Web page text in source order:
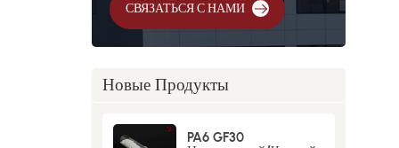
СВЯЗАТЬСЯ С НАМИ
Новые Продукты
PA6 GF30